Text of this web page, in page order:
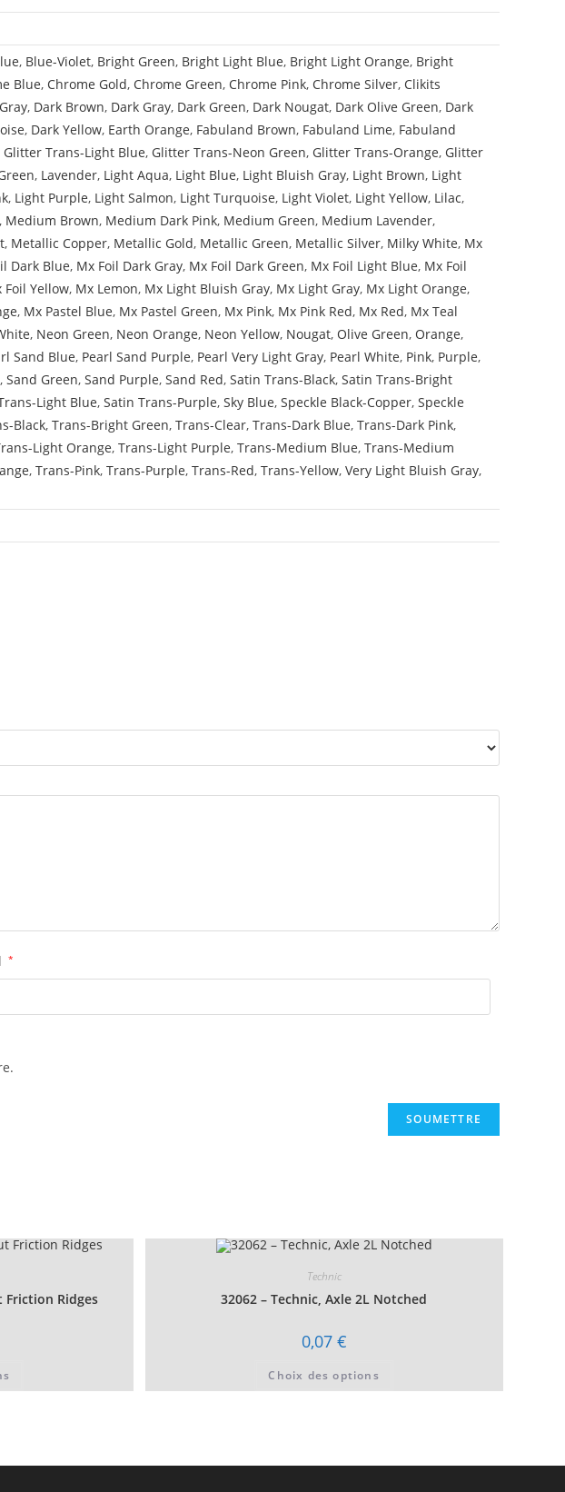
, Blue-Violet, Bright Green, Bright Light Blue, Bright Light Orange, Bright
Blue, Chrome Gold, Chrome Green, Chrome Pink, Chrome Silver, Clikits
, Dark Brown, Dark Gray, Dark Green, Dark Nougat, Dark Olive Green, Dark
, Dark Yellow, Earth Orange, Fabuland Brown, Fabuland Lime, Fabuland
Glitter Trans-Light Blue, Glitter Trans-Neon Green, Glitter Trans-Orange, Glitter
, Lavender, Light Aqua, Light Blue, Light Bluish Gray, Light Brown, Light
, Light Purple, Light Salmon, Light Turquoise, Light Violet, Light Yellow, Lilac,
, Medium Brown, Medium Dark Pink, Medium Green, Medium Lavender,
, Metallic Copper, Metallic Gold, Metallic Green, Metallic Silver, Milky White, Mx
Dark Blue, Mx Foil Dark Gray, Mx Foil Dark Green, Mx Foil Light Blue, Mx Foil
Foil Yellow, Mx Lemon, Mx Light Bluish Gray, Mx Light Gray, Mx Light Orange,
, Mx Pastel Blue, Mx Pastel Green, Mx Pink, Mx Pink Red, Mx Red, Mx Teal
, Neon Green, Neon Orange, Neon Yellow, Nougat, Olive Green, Orange,
Sand Blue, Pearl Sand Purple, Pearl Very Light Gray, Pearl White, Pink, Purple,
, Sand Green, Sand Purple, Sand Red, Satin Trans-Black, Satin Trans-Bright
Light Blue, Satin Trans-Purple, Sky Blue, Speckle Black-Copper, Speckle
Black, Trans-Bright Green, Trans-Clear, Trans-Dark Blue, Trans-Dark Pink,
Light Orange, Trans-Light Purple, Trans-Medium Blue, Trans-Medium
, Trans-Pink, Trans-Purple, Trans-Red, Trans-Yellow, Very Light Bluish Gray,
*
Friction Ridges
a
être
Technic
32062 – Technic, Axle 2L Notched
0,07 €
Choix des options
a
être